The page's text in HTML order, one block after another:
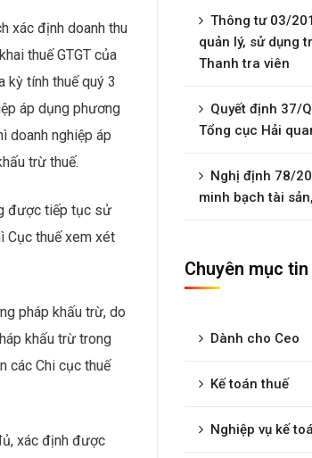
xác định doanh thu
thuế GTGT của
kỳ tính thuế quý 3
áp dụng phương
doanh nghiệp áp
trừ thuế.
được tiếp tục sử
Cục thuế xem xét
pháp khấu trừ, do
khấu trừ trong
các Chi cục thuế
xác định được
Thông tư 03/
quản lý, sử dụng
Thanh tra viên
Quyết định 37/
Tổng cục Hải
Nghị định 78/
minh bạch tài
Chuyên mục
Dành cho Ceo
Kế toán thuế
Nghiệp vụ kế